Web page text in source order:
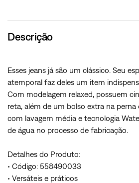
Descrição
Esses jeans já são um clássico. Seu
atemporal faz deles um item
Com modelagem relaxed, possuem
reta, além de um bolso extra na perna
com lavagem média e tecnologia
de água no processo de fabricação.
Detalhes do Produto:
• Código: 558490033
• Versáteis e práticos